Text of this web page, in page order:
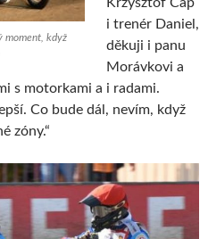
moment, když
i trenér Daniel,
děkuji i panu
Morávkovi a
s motorkami a i radami.
Co bude dál, nevím, když
zóny.“